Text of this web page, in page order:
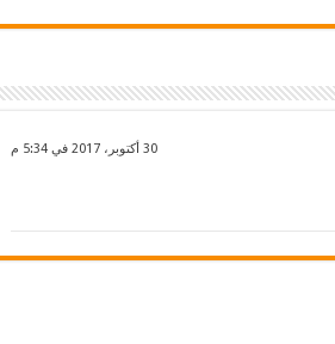
30 أكتوبر، 2017 في 5:34 م